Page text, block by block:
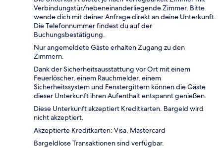
Verbindungstür/nebeneinanderliegende Zimmer. Bitte
wende dich mit deiner Anfrage direkt an deine Unterkunft.
Die Telefonnummer findest du auf der
Buchungsbestätigung.
Nur angemeldete Gäste erhalten Zugang zu den
Zimmern.
Dank der Sicherheitsausstattung vor Ort mit einem
Feuerlöscher, einem Rauchmelder, einem
Sicherheitssystem und Fenstergittern können die Gäste
dieser Unterkunft ihren Aufenthalt entspannt genießen.
Diese Unterkunft akzeptiert Kreditkarten. Bargeld wird
nicht akzeptiert.
Akzeptierte Kreditkarten: Visa, Mastercard
Bargeldlose Transaktionen sind verfügbar.